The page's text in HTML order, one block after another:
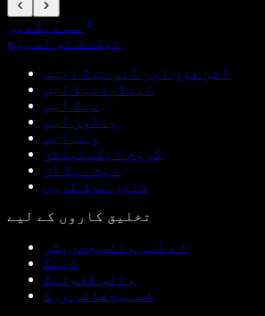
سب دیکھیں
ٹیکسٹ ٹو اسپیچ
آئی فون اور آئی پیڈ ایپس
اینڈرائیڈ ایپ
میک ایپ
ونڈوز ایپ
ویب ایپ
کروم ایکسٹینشن
ایج ایڈ آن
ڈاؤن لوڈ کریں
تخلیق کاروں کے لیے
اے آئی وائس جنریٹر
ڈبنگ
وائس کلوننگ
اسپیچفائی ورک